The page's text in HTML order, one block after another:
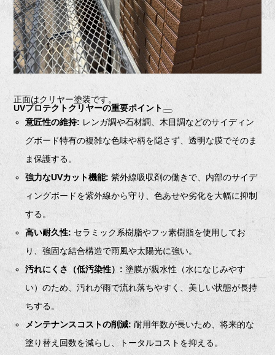
正面はクリヤー塗装です。
UVプロテクトクリヤーの重要ポイント
意匠性の維持: レンガ調や石材調、木目調などのサイディン
グボード特有の複雑な色味や柄を隠さず、透明な膜でそのま
ま保護する。
強力なUVカット機能: 紫外線吸収剤の働きで、内部のサイデ
ィングボードを紫外線から守り、色あせや劣化を大幅に抑制
する。
高い耐久性: セラミック系樹脂やフッ素樹脂を使用してお
り、強固な結合構造で雨風や太陽光に強い。
汚れにくさ（低汚染性）: 塗膜が親水性（水になじみやす
い）のため、汚れが雨で流れ落ちやすく、美しい状態が長持
ちする。
メンテナンスコストの削減: 耐用年数が長いため、将来的な
塗り替え回数を減らし、トータルコストを抑える。